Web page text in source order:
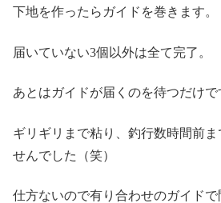
下地を作ったらガイドを巻きます。
届いていない3個以外は全て完了。
あとはガイドが届くのを待つだけで
ギリギリまで粘り、釣行数時間前
せんでした（笑）
仕方ないので有り合わせのガイドで